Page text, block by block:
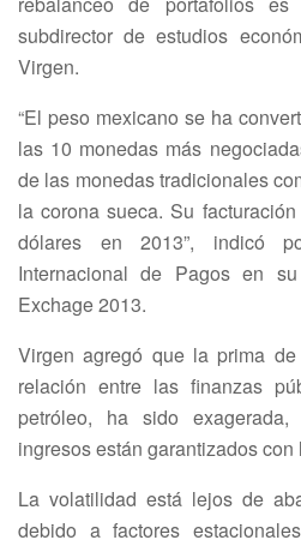
subdirector de estudios
Virgen.
“El peso mexicano se ha
las 10 monedas más
de las monedas tradicionales
la corona sueca. Su
dólares en 2013”, indicó
Internacional de Pagos en
Exchage 2013.
Virgen agregó que la prima
relación entre las finanzas
petróleo, ha sido
ingresos están garantizados con
La volatilidad está lejos de
debido a factores